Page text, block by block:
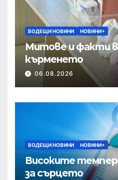
ВОДЕЩИ НОВИНИ НОВИНИ+
Митове и факти
кърменето
06.08.2026
ВОДЕЩИ НОВИНИ НОВИНИ+
Високите
за сърцето